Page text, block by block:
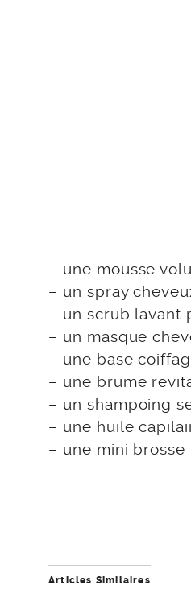
– une mousse
– un spray
– un scrub lavant
– un masque
– une base
– une brume
– un shampoing
– une huile
– une mini
Articles Similaires